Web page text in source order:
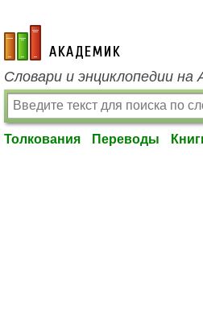
academic.ru
Словари и энциклопедии на
Толкования Переводы